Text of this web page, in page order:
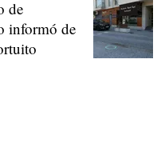
de
informó de